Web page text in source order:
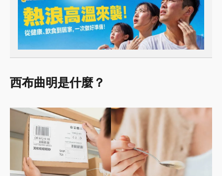
西布曲明是什麼？